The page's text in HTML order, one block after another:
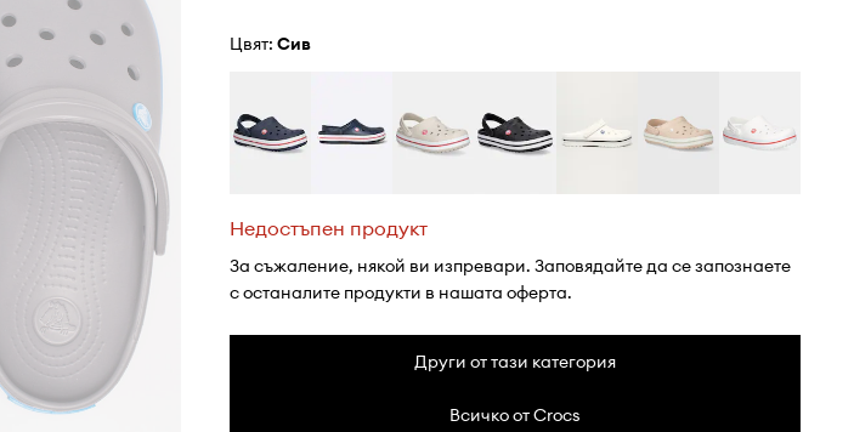
Цвят: сив
Недостъпен продукт
За съжаление, някой ви изпревари. Заповядайте да се запознаете
с останалите продукти в нашата оферта.
Други от тази категория
Всичко от Crocs